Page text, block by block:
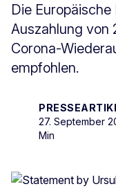
Die
Auszahlung von
Corona-
empfohlen.
27. September
Min